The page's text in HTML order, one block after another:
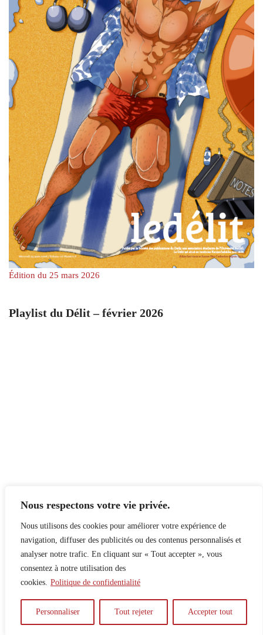
Nous respectons votre vie privée.
Nous utilisons des cookies pour améliorer votre expérience de
navigation, diffuser des publicités ou des contenus personnalisés et
analyser notre trafic. En cliquant sur « Tout accepter », vous
consentez à notre utilisation des
cookies. Politique de confidentialité
Personnaliser Tout rejeter Accepter tout
Édition du 25 mars 2026
Playlist du Délit – février 2026